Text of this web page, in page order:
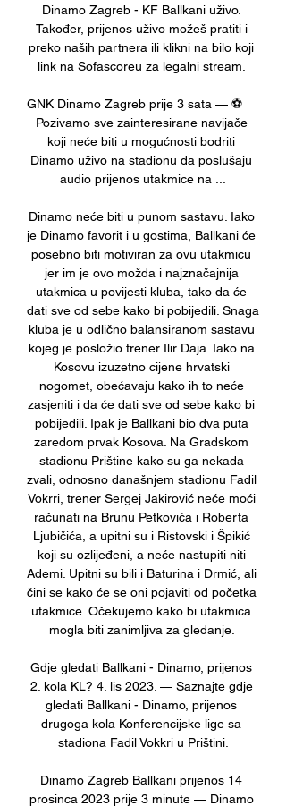
Dinamo Zagreb - KF Ballkani uživo.
Također, prijenos uživo možeš pratiti i
preko naših partnera ili klikni na bilo koji
link na Sofascoreu za legalni stream.
GNK Dinamo Zagreb prije 3 sata — ⚽️
Pozivamo sve zainteresirane navijače
koji neće biti u mogućnosti bodriti
Dinamo uživo na stadionu da poslušaju
audio prijenos utakmice na ...
Dinamo neće biti u punom sastavu. Iako
je Dinamo favorit i u gostima, Ballkani će
posebno biti motiviran za ovu utakmicu
jer im je ovo možda i najznačajnija
utakmica u povijesti kluba, tako da će
dati sve od sebe kako bi pobijedili. Snaga
kluba je u odlično balansiranom sastavu
kojeg je posložio trener Ilir Daja. Iako na
Kosovu izuzetno cijene hrvatski
nogomet, obećavaju kako ih to neće
zasjeniti i da će dati sve od sebe kako bi
pobijedili. Ipak je Ballkani bio dva puta
zaredom prvak Kosova. Na Gradskom
stadionu Prištine kako su ga nekada
zvali, odnosno današnjem stadionu Fadil
Vokrri, trener Sergej Jakirović neće moći
računati na Brunu Petkovića i Roberta
Ljubičića, a upitni su i Ristovski i Špikić
koji su ozlijeđeni, a neće nastupiti niti
Ademi. Upitni su bili i Baturina i Drmić, ali
čini se kako će se oni pojaviti od početka
utakmice. Očekujemo kako bi utakmica
mogla biti zanimljiva za gledanje.
Gdje gledati Ballkani - Dinamo, prijenos
2. kola KL? 4. lis 2023. — Saznajte gdje
gledati Ballkani - Dinamo, prijenos
drugoga kola Konferencijske lige sa
stadiona Fadil Vokkri u Prištini.
Dinamo Zagreb Ballkani prijenos 14
prosinca 2023 prije 3 minute — Dinamo